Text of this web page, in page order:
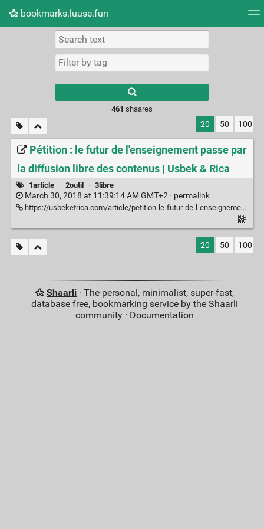
bookmarks.luuse.fun
Picture wall
results.
461 shaares
20 50 100
Pétition : le futur de l'enseignement passe par
la diffusion libre des contenus | Usbek & Rica
1article · 2outil · 3libre
March 30, 2018 at 11:39:14 AM GMT+2 · permalink
https://usbeketrica.com/article/petition-le-futur-de-l-enseignement-passe-par-la-diffusion-libre-des-contenus
20 50 100
Shaarli · The personal, minimalist, super-fast,
database free, bookmarking service by the Shaarli
community · Documentation